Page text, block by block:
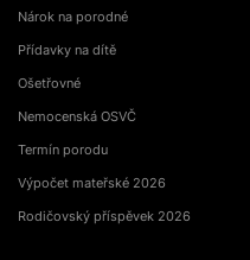
Nárok na porodné
Přídavky na dítě
Ošetřovné
Nemocenská OSVČ
Termín porodu
Výpočet mateřské 2026
Rodičovský příspěvek 2026